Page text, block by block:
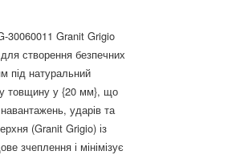
30060011 Granit Grigio
створення безпечних
під натуральний
товщину у {20 мм}, що
ударів та
(Granit Grigio) із
зчеплення і мінімізує